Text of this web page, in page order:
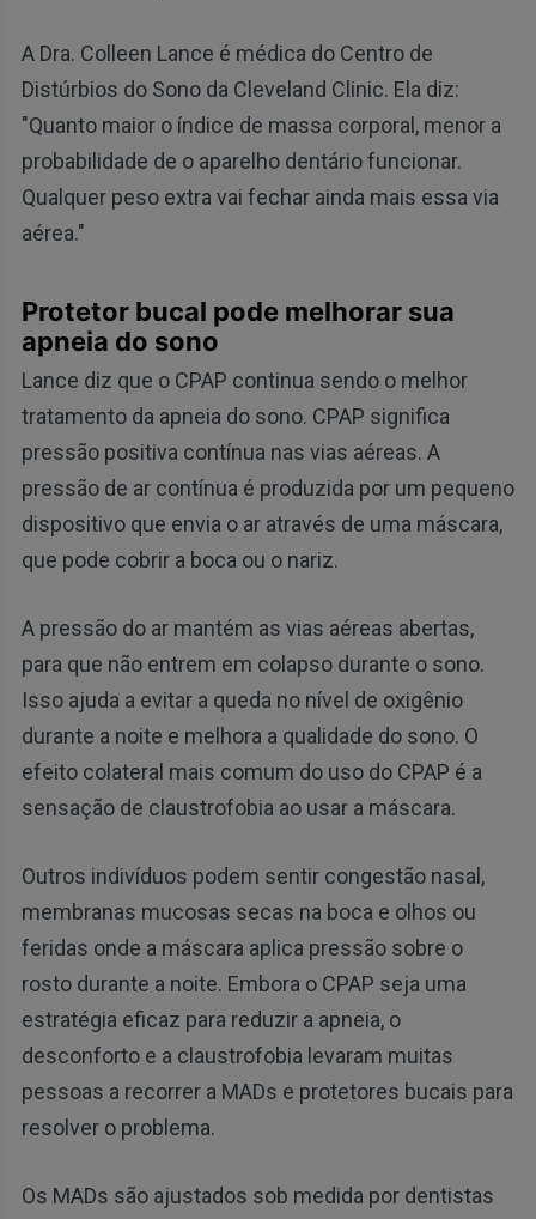
A Dra. Colleen Lance é médica do Centro de
Distúrbios do Sono da Cleveland Clinic. Ela diz:
"Quanto maior o índice de massa corporal, menor a
probabilidade de o aparelho dentário funcionar.
Qualquer peso extra vai fechar ainda mais essa via
aérea."
Protetor bucal pode melhorar sua
apneia do sono
Lance diz que o CPAP continua sendo o melhor
tratamento da apneia do sono. CPAP significa
pressão positiva contínua nas vias aéreas. A
pressão de ar contínua é produzida por um pequeno
dispositivo que envia o ar através de uma máscara,
que pode cobrir a boca ou o nariz.
A pressão do ar mantém as vias aéreas abertas,
para que não entrem em colapso durante o sono.
Isso ajuda a evitar a queda no nível de oxigênio
durante a noite e melhora a qualidade do sono. O
efeito colateral mais comum do uso do CPAP é a
sensação de claustrofobia ao usar a máscara.
Outros indivíduos podem sentir congestão nasal,
membranas mucosas secas na boca e olhos ou
feridas onde a máscara aplica pressão sobre o
rosto durante a noite. Embora o CPAP seja uma
estratégia eficaz para reduzir a apneia, o
desconforto e a claustrofobia levaram muitas
pessoas a recorrer a MADs e protetores bucais para
resolver o problema.
Os MADs são ajustados sob medida por dentistas